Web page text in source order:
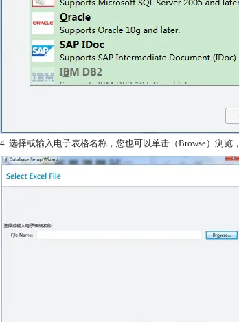
4. 选择或输入电子表格名称，您也可以单击（Browse）浏览